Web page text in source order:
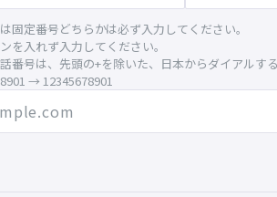
固定番号どちらかは必ず入力してください。
を入れず入力してください。
番号は、先頭の+を除いた、日本からダイアルす
→ 12345678901